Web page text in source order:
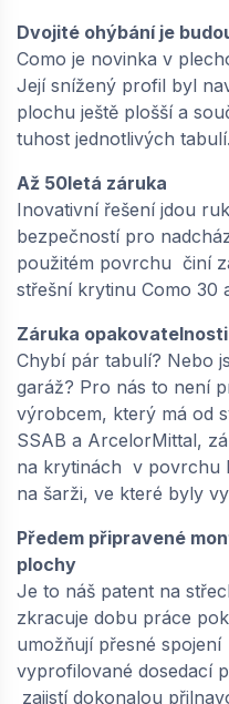
417,45
−
Dvojité ohýbání je
Como je novinka v
Její snížený profil byl
plochu ještě plošší a
tuhost jednotlivých tabulí.
Až 50letá záruka
Inovativní řešení jdou
bezpečností pro
použitém povrchu činí
střešní krytinu Como 30
Záruka
Chybí pár tabulí? Nebo
garáž? Pro nás to není
výrobcem, který má od
SSAB a ArcelorMittal,
na krytinách v povrchu
na šarži, ve které byly
Předem připravené
plochy
Je to náš patent na
zkracuje dobu práce
umožňují přesné
vyprofilované dosedací
zajistí dokonalou